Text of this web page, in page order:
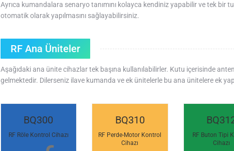
Ayrıca kumandalara senaryo tanımını kolayca kendiniz yapabilir ve tek bir
otomatik olarak yapılmasını sağlayabilirsiniz.
RF Ana Üniteler
Aşağıdaki ana ünite cihazlar tek başına kullanılabilirler. Kutu içerisinde
gelmektedir. Dilerseniz ilave kumanda ve ek ünitelerle bu ana ünitelere ek
BQ300
RF Röle Kontrol Cihazı
BQ310
RF Perde-Motor Kontrol
Cihazı
RF Buton Tipi
Cihazı